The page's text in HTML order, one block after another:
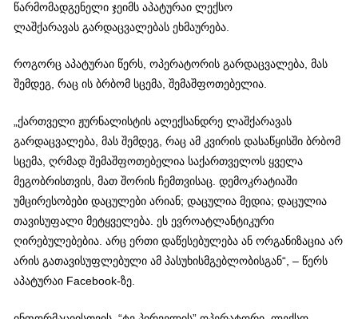
წარმომადგენელი ჯეიმს აპატურაი ლექსო
ლაშქარავას გარდაცვალებას ეხმაურება.
როგორც აპატურაი წერს, ოპერატორის გარდაცვალება, მას
შემდეგ, რაც ის ბრბომ სცემა, შემაშფოთებელია.
„ქართველი ჟურნალისტის ალექსანდრე ლაშქარავას
გარდაცვალება, მას შემდეგ, რაც ამ კვირის დასაწყისში ბრბომ
სცემა, ღრმად შემაშფოთებელია საქართველოს ყველა
მეგობრისთვის, მათ შორის ჩემთვისაც. დემოკრატიაში
უმცირესობები დაცულები არიან; დაცულია მედია; დაცულია
თავისუფალი მეტყველება. ეს ევროატლანტიკური
ღირებულებებია. არც ერთი დაწესებულება ან ორგანიზაცია არ
არის გათავისუფლებული ამ პასუხისმგებლობისგან“, – წერს
აპატურაი Facebook-ზე.